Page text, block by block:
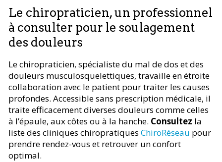
Le chiropraticien, un professionnel
à consulter pour le soulagement
des douleurs
Le chiropraticien, spécialiste du mal de dos et des
douleurs musculosquelettiques, travaille en étroite
collaboration avec le patient pour traiter les causes
profondes. Accessible sans prescription médicale, il
traite efficacement diverses douleurs comme celles
à l’épaule, aux côtes ou à la hanche. Consultez la
liste des cliniques chiropratiques ChiroRéseau pour
prendre rendez-vous et retrouver un confort
optimal.